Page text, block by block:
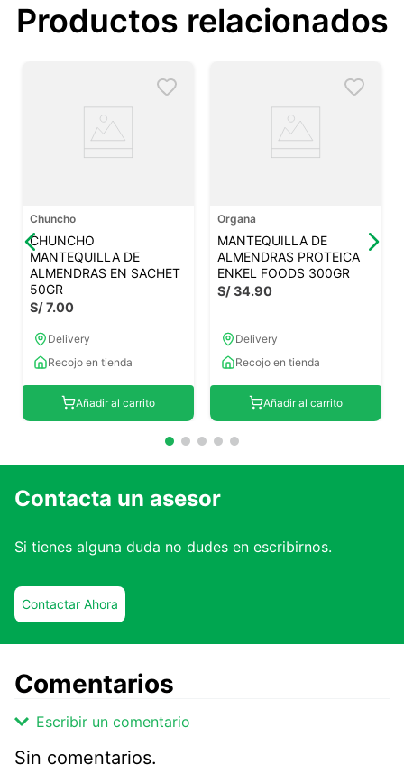
Productos relacionados
Chuncho
CHUNCHO
MANTEQUILLA DE
ALMENDRAS EN SACHET
50GR
S/7.00
Delivery
Recojo en tienda
Añadir al carrito
Organa
MANTEQUILLA DE
ALMENDRAS PROTEICA
ENKEL FOODS 300GR
S/34.90
Delivery
Recojo en tienda
Añadir al carrito
Contacta un asesor
Si tienes alguna duda no dudes en escribirnos.
Contactar Ahora
Comentarios
Escribir un comentario
Sin comentarios.